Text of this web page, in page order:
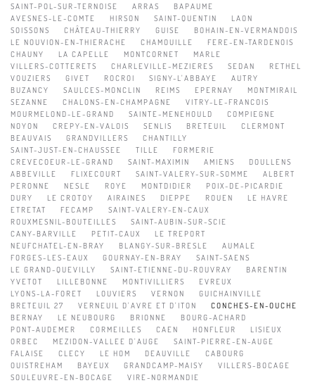
SAINT-POL-SUR-TERNOISE
ARRAS
BAPAUME
AVESNES-LE-COMTE
HIRSON SAINT-QUENTIN
LAON
SOISSONS
CHÂTEAU-THIERRY GUISE
BOHAIN-EN-VERMANDOIS
LE NOUVION-EN-THIERACHE
CHAMOUILLE
FERE-EN-TARDENOIS
CHAUNY
LA CAPELLE MONTCORNET
MARLE
VILLERS-COTTERETS
CHARLEVILLE-MEZIERES SEDAN
RETHEL
VOUZIERS
GIVET ROCROI SIGNY-L'ABBAYE
AUTRY
BUZANCY
SAULCES-MONCLIN REIMS EPERNAY
MONTMIRAIL
SEZANNE
CHALONS-EN-CHAMPAGNE
VITRY-LE-FRANCOIS
MOURMELOND-LE-GRAND
SAINTE-MENEHOULD
COMPIEGNE
NOYON
CREPY-EN-VALOIS SENLIS BRETEUIL
CLERMONT
BEAUVAIS
GRANDVILLERS
CHANTILLY
SAINT-JUST-EN-CHAUSSEE
TILLE
FORMERIE
CREVECOEUR-LE-GRAND
SAINT-MAXIMIN AMIENS
DOULLENS
ABBEVILLE
FLIXECOURT SAINT-VALERY-SUR-SOMME
ALBERT
PERONNE
NESLE ROYE MONTDIDIER
POIX-DE-PICARDIE
DURY
LE CROTOY AIRAINES DIEPPE ROUEN
LE HAVRE
ETRETAT
FECAMP
SAINT-VALERY-EN-CAUX
ROUXMESNIL-BOUTEILLES
SAINT-AUBIN-SUR-SCIE
CANY-BARVILLE
PETIT-CAUX
LE TREPORT
NEUFCHATEL-EN-BRAY
BLANGY-SUR-BRESLE
AUMALE
FORGES-LES-EAUX
GOURNAY-EN-BRAY
SAINT-SAENS
LE GRAND-QUEVILLY
SAINT-ETIENNE-DU-ROUVRAY
BARENTIN
YVETOT
LILLEBONNE MONTIVILLIERS
EVREUX
LYONS-LA-FORET
LOUVIERS VERNON
GUICHAINVILLE
BRETEUIL 27
VERNEUIL D'AVRE ET D'ITON
CONCHES-EN-OUCHE
BERNAY
LE NEUBOURG BRIONNE
BOURG-ACHARD
PONT-AUDEMER
CORMEILLES CAEN HONFLEUR
LISIEUX
ORBEC
MEZIDON-VALLEE D'AUGE
SAINT-PIERRE-EN-AUGE
FALAISE
CLECY LE HOM DEAUVILLE
CABOURG
OUISTREHAM
BAYEUX GRANDCAMP-MAISY
VILLERS-BOCAGE
SOULEUVRE-EN-BOCAGE
VIRE-NORMANDIE